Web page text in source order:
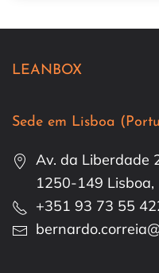
LEANBOX
Sede em Lisboa
Av. da Liberdade
1250-149 Lisboa,
+351 93 73 55